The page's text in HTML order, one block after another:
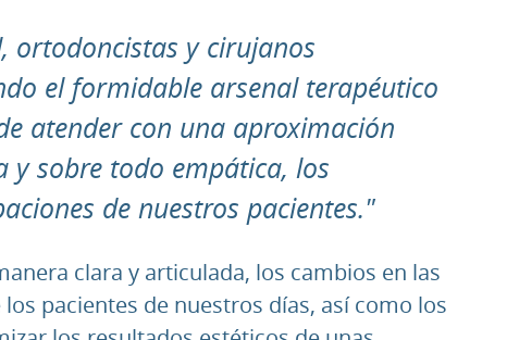
ortodoncistas y cirujanos
el formidable arsenal terapéutico
atender con una aproximación
sobre todo empática, los
de nuestros pacientes."
clara y articulada, los cambios en las
pacientes de nuestros días, así como los